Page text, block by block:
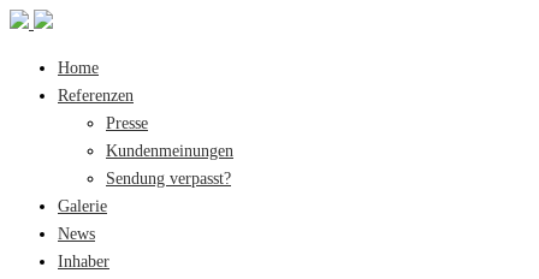
Home
Referenzen
Presse
Kundenmeinungen
Sendung verpasst?
Galerie
News
Inhaber